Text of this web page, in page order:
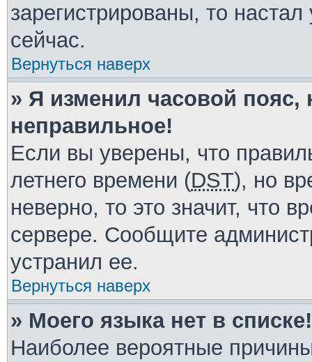
зарегистрированы, то
сейчас.
Вернуться наверх
» Я изменил часовой пояс,
неправильное!
Если вы уверены, что
летнего времени (DST), но
неверно, то это значит, что
сервере. Сообщите
устранил ее.
Вернуться наверх
» Моего языка нет в списке!
Наиболее вероятные